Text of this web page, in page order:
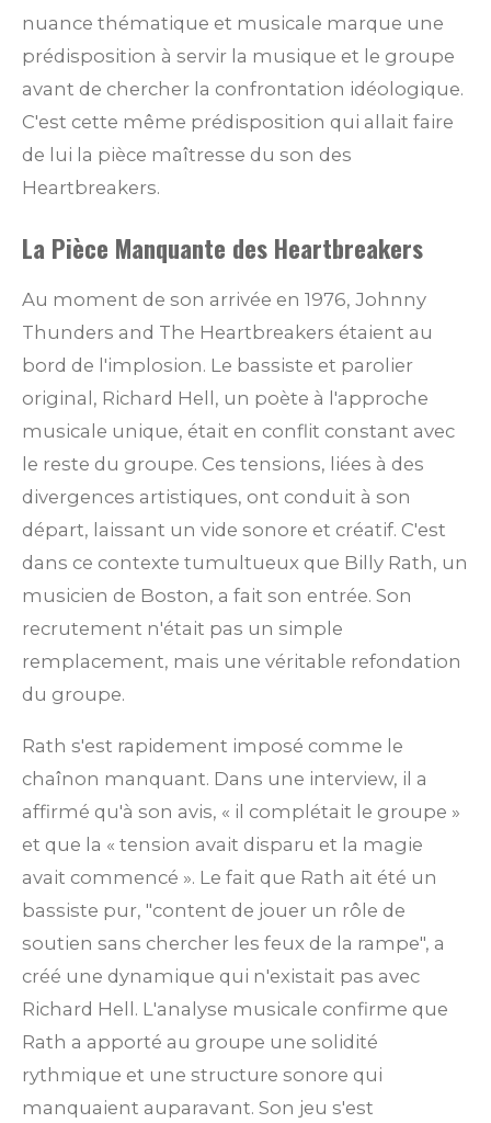
nuance thématique et musicale marque une
prédisposition à servir la musique et le groupe
avant de chercher la confrontation idéologique.
C'est cette même prédisposition qui allait faire
de lui la pièce maîtresse du son des
Heartbreakers.
La Pièce Manquante des Heartbreakers
Au moment de son arrivée en 1976, Johnny
Thunders and The Heartbreakers étaient au
bord de l'implosion. Le bassiste et parolier
original, Richard Hell, un poète à l'approche
musicale unique, était en conflit constant avec
le reste du groupe. Ces tensions, liées à des
divergences artistiques, ont conduit à son
départ, laissant un vide sonore et créatif. C'est
dans ce contexte tumultueux que Billy Rath, un
musicien de Boston, a fait son entrée. Son
recrutement n'était pas un simple
remplacement, mais une véritable refondation
du groupe.
Rath s'est rapidement imposé comme le
chaînon manquant. Dans une interview, il a
affirmé qu'à son avis, « il complétait le groupe »
et que la « tension avait disparu et la magie
avait commencé ». Le fait que Rath ait été un
bassiste pur, "content de jouer un rôle de
soutien sans chercher les feux de la rampe", a
créé une dynamique qui n'existait pas avec
Richard Hell. L'analyse musicale confirme que
Rath a apporté au groupe une solidité
rythmique et une structure sonore qui
manquaient auparavant. Son jeu s'est